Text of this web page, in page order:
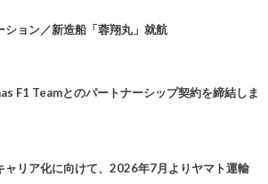
ション／新造船「蓉翔丸」就航
F1 Teamとのパートナーシップ契約を締結しま
ャリア化に向けて、2026年7月よりヤマト運輸